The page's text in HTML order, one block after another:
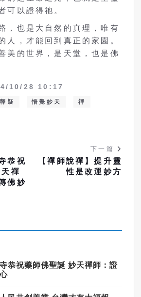
可以證得祂。
，也是大自然的真理，唯有
人，才能回到真正的家園。
美的世界，是天堂，也是佛
10/28 10:17
疑 悟覺妙天 禪
恭祝
禪
佛妙
下一篇
【禪師說禪】提升靈
性是改運妙方
恭祝藥師佛聖誕 妙天禪師：證